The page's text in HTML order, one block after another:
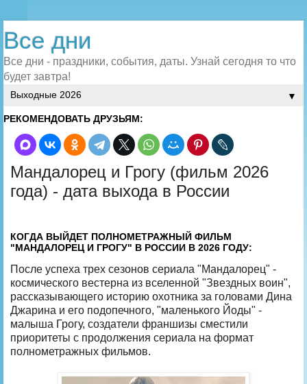
Все дни
Все дни - праздники, события, даты. Узнай сегодня то что
будет завтра!
▼
РЕКОМЕНДОВАТЬ ДРУЗЬЯМ:
Мандалорец и Грогу (фильм 2026
года) - дата выхода в России
КОГДА ВЫЙДЕТ ПОЛНОМЕТРАЖНЫЙ ФИЛЬМ
"МАНДАЛОРЕЦ И ГРОГУ" В РОССИИ В 2026 ГОДУ:
После успеха трех сезонов сериала "Мандалорец" -
космического вестерна из вселенной "Звездных воин",
рассказывающего историю охотника за головами Дина
Джарина и его подопечного, "маленького Йоды" -
малыша Грогу, создатели франшизы сместили
приоритеты с продолжения сериала на формат
полнометражных фильмов.